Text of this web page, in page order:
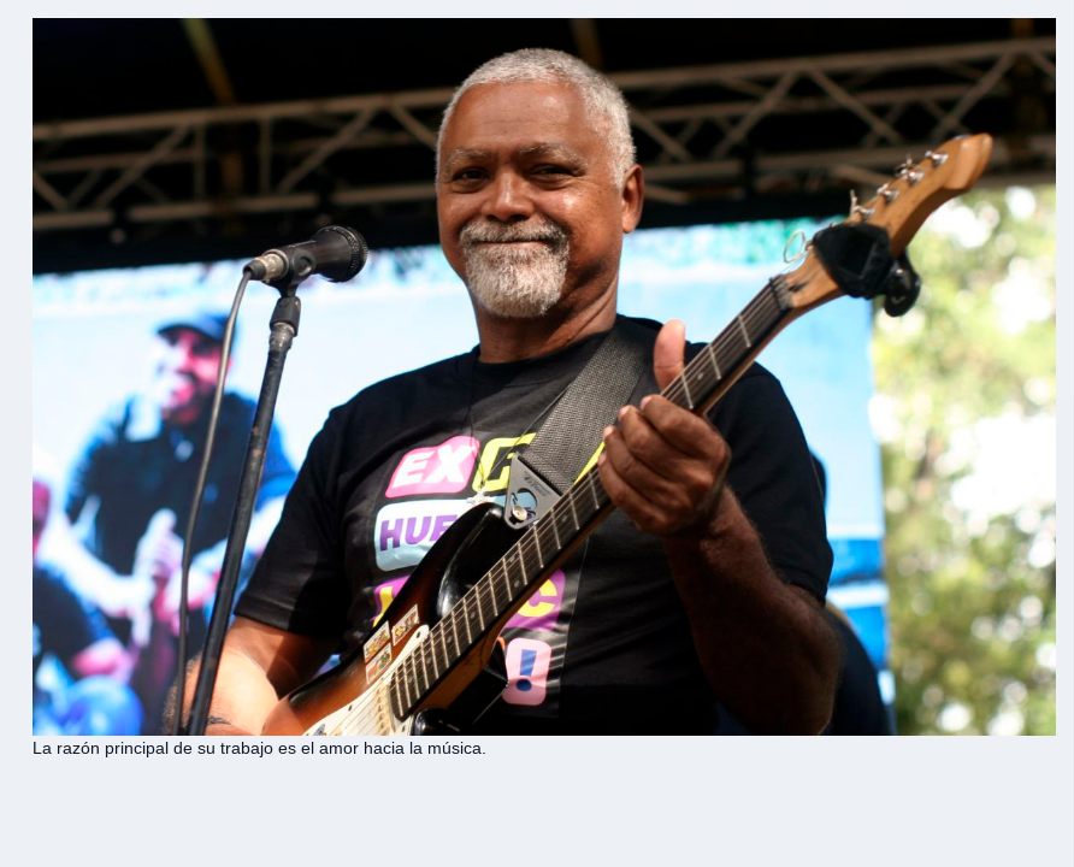
La razón principal de su trabajo es el amor hacia la música.